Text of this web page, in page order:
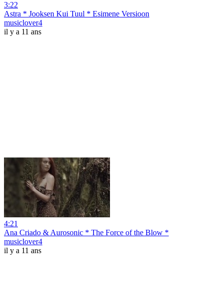
3:22
Astra * Jooksen Kui Tuul * Esimene Versioon
musiclover4
il y a 11 ans
4:21
Ana Criado & Aurosonic * The Force of the Blow *
musiclover4
il y a 11 ans